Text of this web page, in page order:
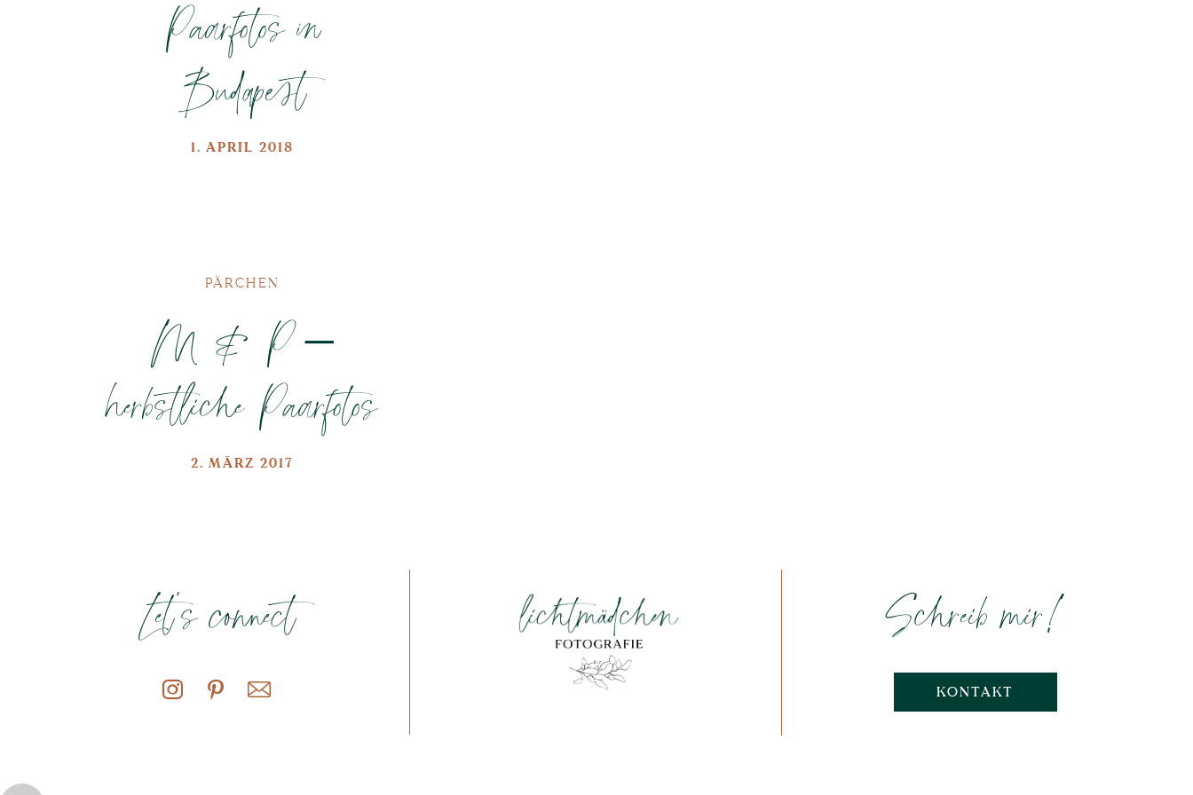
Paarfotos in
Budapest
1. APRIL 2018
PÄRCHEN
M & P –
herbstliche Paarfotos
2. MÄRZ 2017
Schreib mir!
Let's connect
KONTAKT